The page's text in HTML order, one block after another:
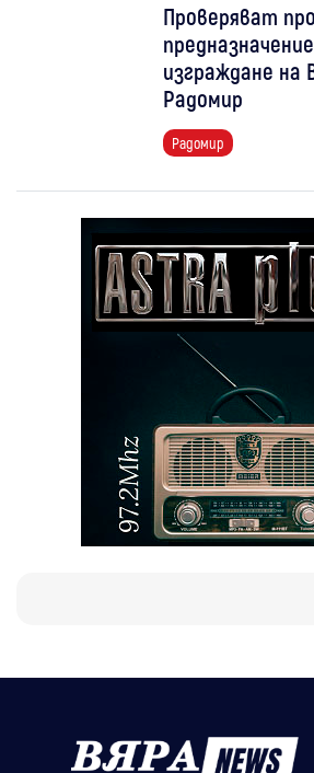
Проверяват
изграждане на
Радомир
Радомир